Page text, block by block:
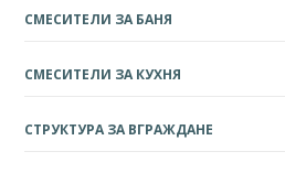
СМЕСИТЕЛИ ЗА БАНЯ
СМЕСИТЕЛИ ЗА КУХНЯ
СТРУКТУРА ЗА ВГРАЖДАНЕ